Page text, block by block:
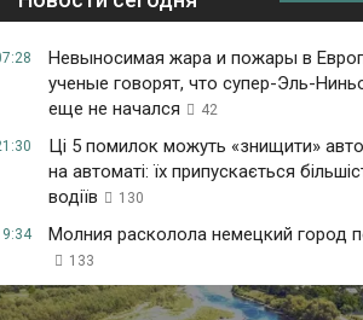
Невыносимая жара и пожары в
ученые говорят, что супер-Эль-
еще не начался
42
Ці 5 помилок можуть «знищити»
на автоматі: їх припускається
водіїв
130
Молния расколола немецкий город
133